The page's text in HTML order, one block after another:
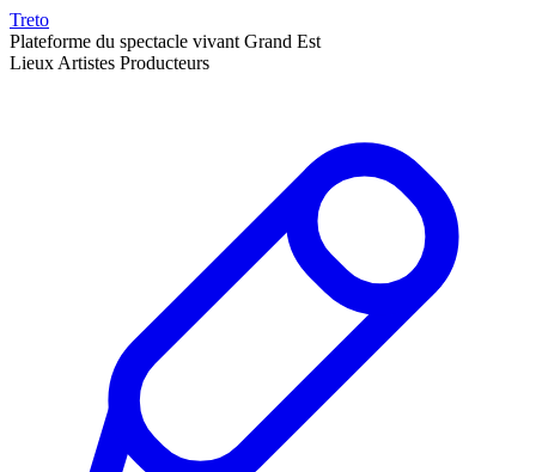
Treto
Plateforme du spectacle vivant Grand Est
Lieux Artistes Producteurs